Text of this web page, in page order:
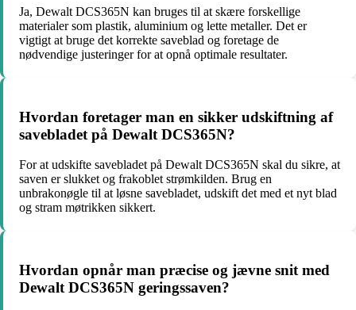
Ja, Dewalt DCS365N kan bruges til at skære forskellige
materialer som plastik, aluminium og lette metaller. Det er
vigtigt at bruge det korrekte saveblad og foretage de
nødvendige justeringer for at opnå optimale resultater.
Hvordan foretager man en sikker udskiftning af
savebladet på Dewalt DCS365N?
For at udskifte savebladet på Dewalt DCS365N skal du sikre, at
saven er slukket og frakoblet strømkilden. Brug en
unbrakonøgle til at løsne savebladet, udskift det med et nyt blad
og stram møtrikken sikkert.
Hvordan opnår man præcise og jævne snit med
Dewalt DCS365N geringssaven?